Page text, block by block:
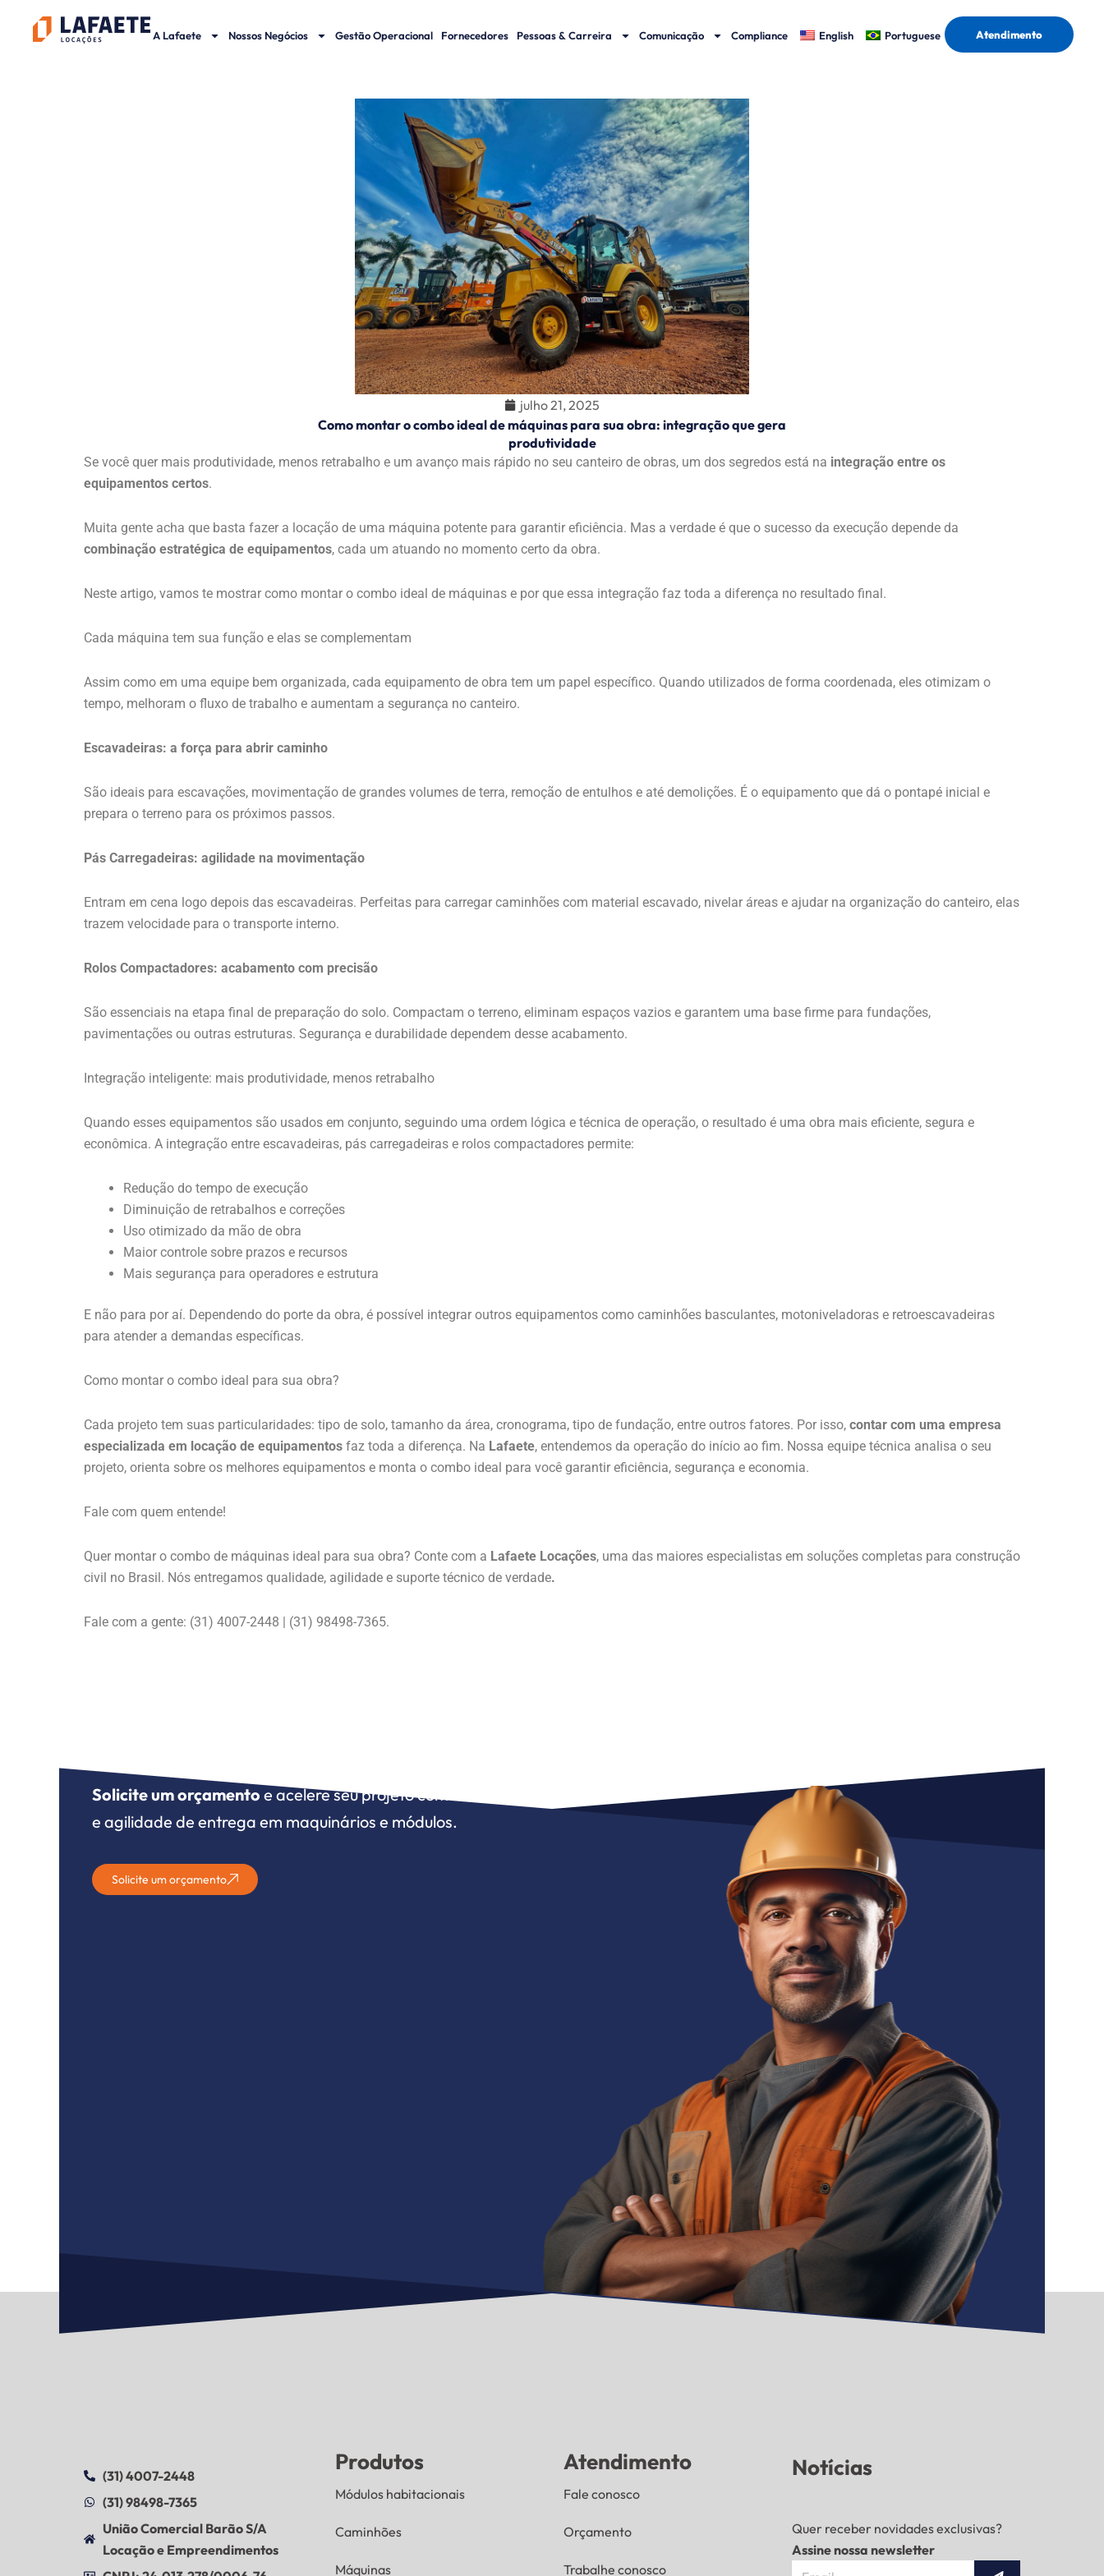
A Lafaete Nossos Negócios Gestão Operacional Fornecedores Pessoas & Carreira Comunicação Compliance English Portuguese Atendimento
julho 21, 2025
Como montar o combo ideal de máquinas para sua obra: integração que gera
produtividade
Se você quer mais produtividade, menos retrabalho e um avanço mais rápido no seu canteiro de obras, um dos segredos está na integração entre os
equipamentos certos.
Muita gente acha que basta fazer a locação de uma máquina potente para garantir eficiência. Mas a verdade é que o sucesso da execução depende da
combinação estratégica de equipamentos, cada um atuando no momento certo da obra.
Neste artigo, vamos te mostrar como montar o combo ideal de máquinas e por que essa integração faz toda a diferença no resultado final.
Cada máquina tem sua função e elas se complementam
Assim como em uma equipe bem organizada, cada equipamento de obra tem um papel específico. Quando utilizados de forma coordenada, eles otimizam o
tempo, melhoram o fluxo de trabalho e aumentam a segurança no canteiro.
Escavadeiras: a força para abrir caminho
São ideais para escavações, movimentação de grandes volumes de terra, remoção de entulhos e até demolições. É o equipamento que dá o pontapé inicial e
prepara o terreno para os próximos passos.
Pás Carregadeiras: agilidade na movimentação
Entram em cena logo depois das escavadeiras. Perfeitas para carregar caminhões com material escavado, nivelar áreas e ajudar na organização do canteiro, elas
trazem velocidade para o transporte interno.
Rolos Compactadores: acabamento com precisão
São essenciais na etapa final de preparação do solo. Compactam o terreno, eliminam espaços vazios e garantem uma base firme para fundações,
pavimentações ou outras estruturas. Segurança e durabilidade dependem desse acabamento.
Integração inteligente: mais produtividade, menos retrabalho
Quando esses equipamentos são usados em conjunto, seguindo uma ordem lógica e técnica de operação, o resultado é uma obra mais eficiente, segura e
econômica. A integração entre escavadeiras, pás carregadeiras e rolos compactadores permite:
Redução do tempo de execução
Diminuição de retrabalhos e correções
Uso otimizado da mão de obra
Maior controle sobre prazos e recursos
Mais segurança para operadores e estrutura
E não para por aí. Dependendo do porte da obra, é possível integrar outros equipamentos como caminhões basculantes, motoniveladoras e retroescavadeiras
para atender a demandas específicas.
Como montar o combo ideal para sua obra?
Cada projeto tem suas particularidades: tipo de solo, tamanho da área, cronograma, tipo de fundação, entre outros fatores. Por isso, contar com uma empresa
especializada em locação de equipamentos faz toda a diferença. Na Lafaete, entendemos da operação do início ao fim. Nossa equipe técnica analisa o seu
projeto, orienta sobre os melhores equipamentos e monta o combo ideal para você garantir eficiência, segurança e economia.
Fale com quem entende!
Quer montar o combo de máquinas ideal para sua obra? Conte com a Lafaete Locações, uma das maiores especialistas em soluções completas para construção
civil no Brasil. Nós entregamos qualidade, agilidade e suporte técnico de verdade.
Fale com a gente: (31) 4007-2448 | (31) 98498-7365.
Solicite um orçamento e acelere seu projeto com nossa expertise
e agilidade de entrega em maquinários e módulos.
Solicite um orçamento
(31) 4007-2448
(31) 98498-7365
União Comercial Barão S/A
Locação e Empreendimentos
Produtos
Módulos habitacionais
Caminhões
Máquinas
Atendimento
Fale conosco
Orçamento
Trabalhe conosco
Notícias
Quer receber novidades exclusivas?
Assine nossa newsletter
Submit